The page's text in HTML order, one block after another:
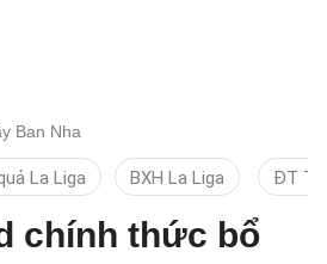
Ban Nha
La Liga BXH La Liga ĐT
chính thức bổ